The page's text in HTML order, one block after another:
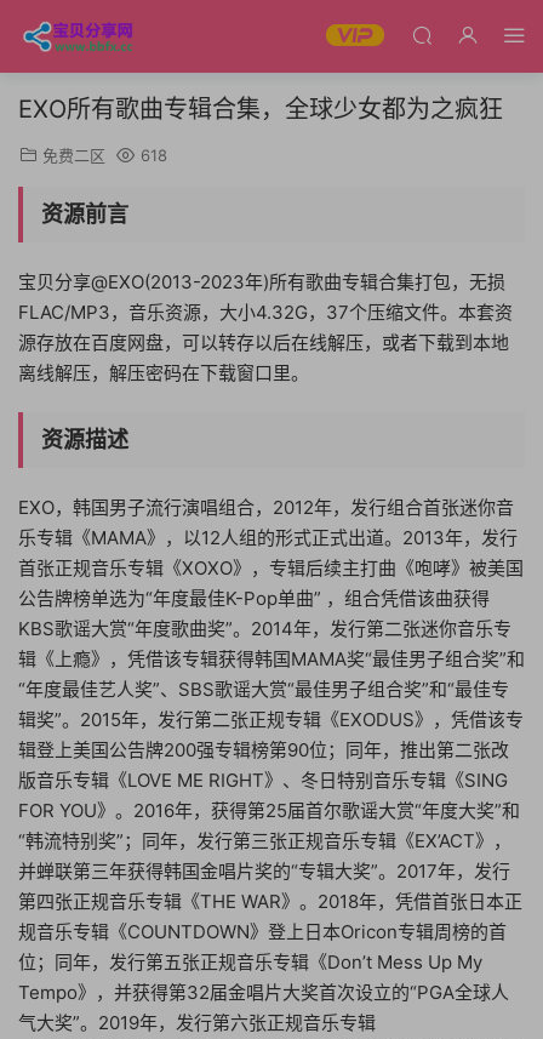
EXO所有歌曲专辑合集，全球少女都为之疯狂
免费二区 618
资源前言
宝贝分享@EXO(2013-2023年)所有歌曲专辑合集打包，无损
FLAC/MP3，音乐资源，大小4.32G，37个压缩文件。本套资
源存放在百度网盘，可以转存以后在线解压，或者下载到本地
离线解压，解压密码在下载窗口里。
资源描述
EXO，韩国男子流行演唱组合，2012年，发行组合首张迷你音
乐专辑《MAMA》，以12人组的形式正式出道。2013年，发行
首张正规音乐专辑《XOXO》，专辑后续主打曲《咆哮》被美国
公告牌榜单选为“年度最佳K-Pop单曲” ，组合凭借该曲获得
KBS歌谣大赏“年度歌曲奖”。2014年，发行第二张迷你音乐专
辑《上瘾》，凭借该专辑获得韩国MAMA奖“最佳男子组合奖”和
“年度最佳艺人奖”、SBS歌谣大赏“最佳男子组合奖”和“最佳专
辑奖”。2015年，发行第二张正规专辑《EXODUS》，凭借该专
辑登上美国公告牌200强专辑榜第90位；同年，推出第二张改
版音乐专辑《LOVE ME RIGHT》、冬日特别音乐专辑《SING
FOR YOU》。2016年，获得第25届首尔歌谣大赏“年度大奖”和
“韩流特别奖”；同年，发行第三张正规音乐专辑《EX’ACT》，
并蝉联第三年获得韩国金唱片奖的“专辑大奖”。2017年，发行
第四张正规音乐专辑《THE WAR》。2018年，凭借首张日本正
规音乐专辑《COUNTDOWN》登上日本Oricon专辑周榜的首
位；同年，发行第五张正规音乐专辑《Don’t Mess Up My
Tempo》，并获得第32届金唱片大奖首次设立的“PGA全球人
气大奖”。2019年，发行第六张正规音乐专辑